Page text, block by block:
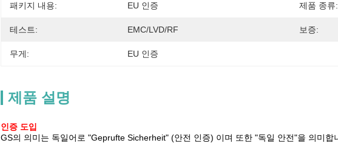
패키지 내용: EU 인증 제품 종류:
테스트: EMC/LVD/RF 보증:
무게: EU 인증
제품 설명
인증 도입
GS의 의미는 독일어로 "Geprufte Sicherheit" (안전 인증) 이며 또한 "독일 안전"을 의미